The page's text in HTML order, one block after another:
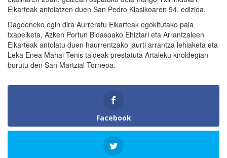
Elkarteak antolatzen duen San Pedro Klasikoaren 94. edizioa.
Dagoeneko egin dira Aurreratu Elkarteak egokitutako pala
txapelketa, Azken Portun Bidasoako Ehiztari eta Arrantzaleen
Elkarteak antolatu duen haurrentzako jaurti arrantza lehiaketa eta
Leka Enea Mahai Tenis taldeak prestatuta Artaleku kiroldegian
burutu den San Martzial Torneoa.
Facebook